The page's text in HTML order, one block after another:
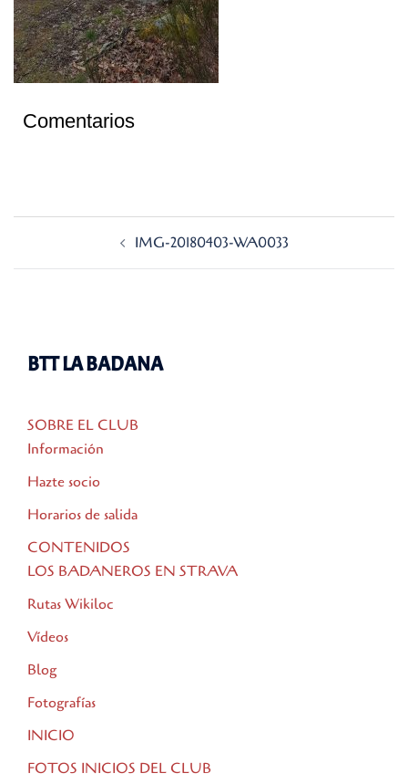
Comentarios
IMG-20180403-WA0033
BTT LA BADANA
SOBRE EL CLUB
Información
Hazte socio
Horarios de salida
CONTENIDOS
LOS BADANEROS EN STRAVA
Rutas Wikiloc
Vídeos
Blog
Fotografías
INICIO
FOTOS INICIOS DEL CLUB